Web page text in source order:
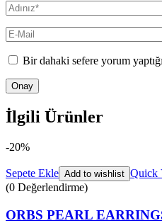
Bir dahaki sefere yorum
İlgili Ürünler
-20%
Sepete Ekle Add to wishlist Quick
(0 Değerlendirme)
ORBS PEARL